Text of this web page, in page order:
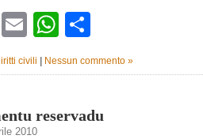
TwitterEmailWhatsApp
civili Nessun commento »
reservadu
2010